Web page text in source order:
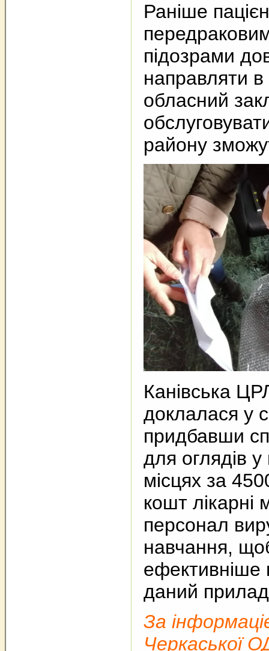
Раніше
підозрами
направляти
обласний
району
Канівська
доклалася у
придбавши
для оглядів
місцях за
кошт лікарні
персонал
навчання,
ефективніше
даний
За
Черкаської